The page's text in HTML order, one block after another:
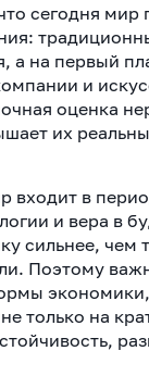
сегодня мир
а на первый
и
оценка
их
входит в
и вера в
сильнее, чем
Поэтому
экономики,
только на